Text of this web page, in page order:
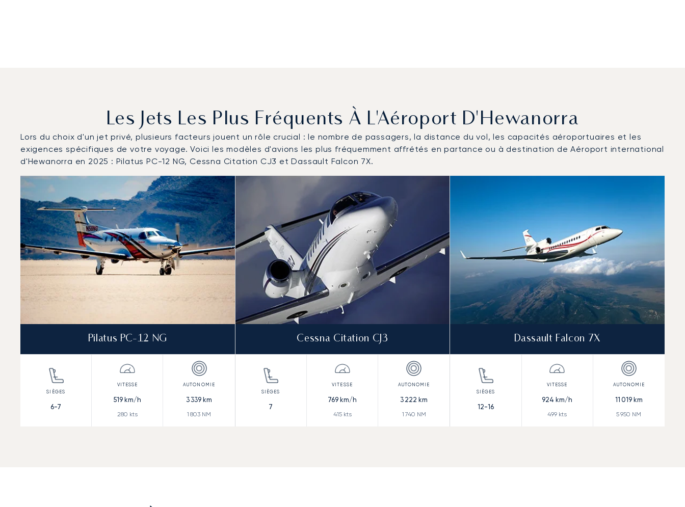
Les Jets Les Plus Fréquents À L'Aéroport D'Hewanorra
Lors du choix d'un jet privé, plusieurs facteurs jouent un rôle crucial : le nombre de passagers, la distance du vol, les capacités aéroportuaires et les
exigences spécifiques de votre voyage. Voici les modèles d'avions les plus fréquemment affrétés en partance ou à destination de Aéroport international
d'Hewanorra en 2025 : Pilatus PC-12 NG, Cessna Citation CJ3 et Dassault Falcon 7X.
Aéroport international d'Hewanorra : Les 3 modèles d'aéronefs les plus fréquentés en nombre de mouvements en 2025
Photo de l'aéronef Modèle d'aéronef
Sièges
Vitesse (km/h)
Vitesse (nœuds) Autonomie (km)
Autonomie (NM)
Pilatus PC-12 NG
6-7
519km/h
280 kts
3 339 km
1 803 NM
Cessna Citation CJ3
7
769 km/h
415kts
3 222 km
1 740 NM
Dassault Falcon 7X
12-16
924 km/h
499 kts
11 019km
5 950 NM